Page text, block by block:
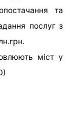
та
послуг з
міст у